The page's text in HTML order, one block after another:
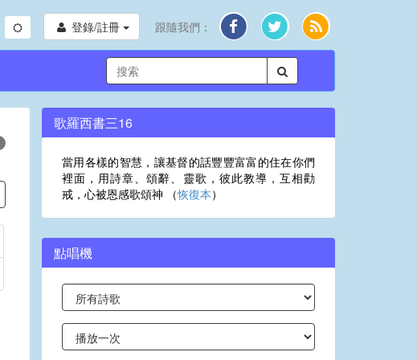
登錄/註冊 跟隨我們：
歌羅西書三16
當用各樣的智慧，讓基督的話豐豐富富的住在你們
裡面，用詩章、頌辭、靈歌，彼此教導，互相勸
戒，心被恩感歌頌神 （恢復本）
點唱機